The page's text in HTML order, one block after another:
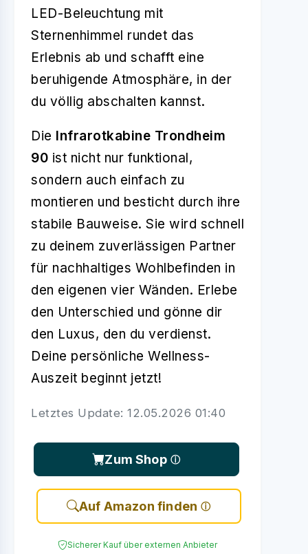
LED-Beleuchtung mit
Sternenhimmel rundet das
Erlebnis ab und schafft eine
beruhigende Atmosphäre, in der
du völlig abschalten kannst.
Die Infrarotkabine Trondheim
90 ist nicht nur funktional,
sondern auch einfach zu
montieren und besticht durch ihre
stabile Bauweise. Sie wird schnell
zu deinem zuverlässigen Partner
für nachhaltiges Wohlbefinden in
den eigenen vier Wänden. Erlebe
den Unterschied und gönne dir
den Luxus, den du verdienst.
Deine persönliche Wellness-
Auszeit beginnt jetzt!
Letztes Update: 12.05.2026 01:40
Zum Shop
Auf Amazon finden
Sicherer Kauf über externen Anbieter